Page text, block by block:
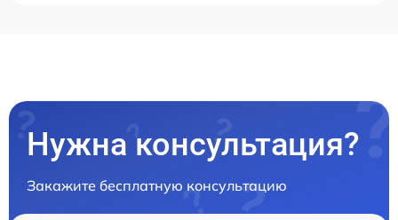
Нужна консультация?
Закажите бесплатную консультацию